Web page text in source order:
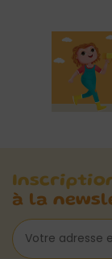
à la